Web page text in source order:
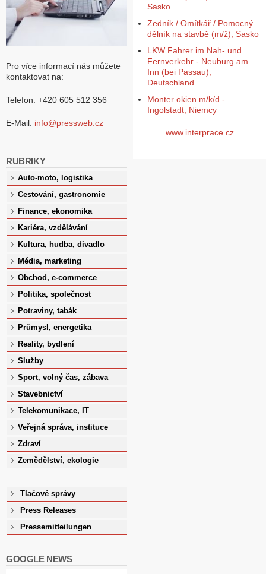
Pro více informací nás můžete
kontaktovat na:
Telefon: +420 605 512 356
E-Mail: info@pressweb.cz
RUBRIKY
Auto-moto, logistika
Cestování, gastronomie
Finance, ekonomika
Kariéra, vzdělávání
Kultura, hudba, divadlo
Média, marketing
Obchod, e-commerce
Politika, společnost
Potraviny, tabák
Průmysl, energetika
Reality, bydlení
Služby
Sport, volný čas, zábava
Stavebnictví
Telekomunikace, IT
Veřejná správa, instituce
Zdraví
Zemědělství, ekologie
Tlačové správy
Press Releases
Pressemitteilungen
GOOGLE NEWS
Sasko
Zedník / Omítkář / Pomocný
dělník na stavbě (m/ž), Sasko
LKW Fahrer im Nah- und
Fernverkehr - Neuburg am
Inn (bei Passau),
Deutschland
Monter okien m/k/d -
Ingolstadt, Niemcy
www.interprace.cz